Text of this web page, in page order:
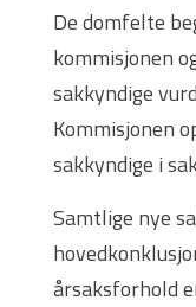
De domfelte
kommisjonen
sakkyndige
Kommisjonen
sakkyndige i
Samtlige nye
årsaksforhold